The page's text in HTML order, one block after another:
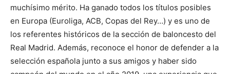
muchísimo mérito. Ha ganado todos los títulos posibles
en Europa (Euroliga, ACB, Copas del Rey…) y es uno de
los referentes históricos de la sección de baloncesto del
Real Madrid. Además, reconoce el honor de defender a la
selección española junto a sus amigos y haber sido